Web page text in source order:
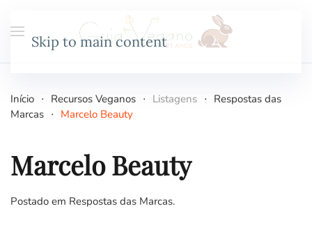
Skip to main content
Início Recursos Veganos Listagens
Respostas das
Marcas
Marcelo Beauty
Marcelo Beauty
Postado em Respostas das Marcas.